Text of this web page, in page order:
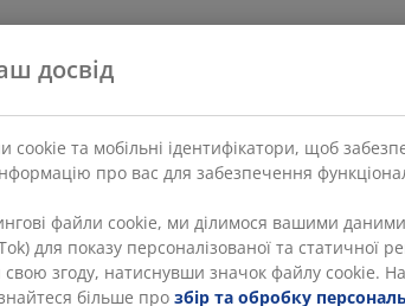
досвід
cookie та мобільні ідентифікатори, щоб
про вас для забезпечення
файли cookie, ми ділимося вашими
для показу персоналізованої та статичної
свою згоду, натиснувши значок файлу cookie.
більше про збір та обробку